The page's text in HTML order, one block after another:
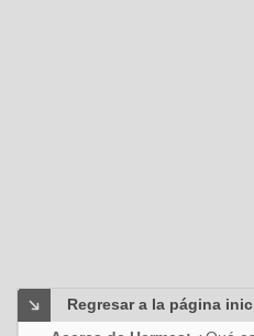
Regresar a la página